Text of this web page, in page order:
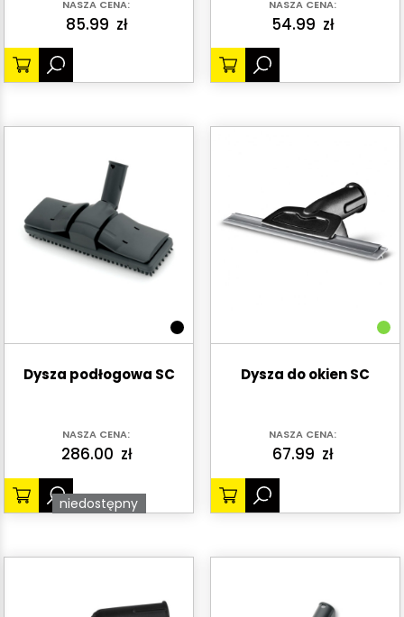
NASZA CENA:
85.99 zł
NASZA CENA:
54.99 zł
niedostępny
Dysza podłogowa SC
NASZA CENA:
286.00 zł
Dysza do okien SC
NASZA CENA:
67.99 zł